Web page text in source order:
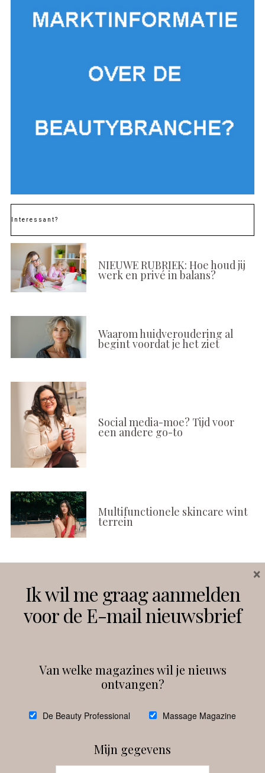
Interessant?
NIEUWE RUBRIEK: Hoe houd jij
werk en privé in balans?
Waarom huidveroudering al
begint voordat je het ziet
Social media-moe? Tijd voor
een andere go-to
Multifunctionele skincare wint
terrein
Instagram Facebook
debeautyprofessional
Ik wil me graag aanmelden
voor de E-mail nieuwsbrief
Van welke magazines wil je nieuws
ontvangen?
De Beauty Professional Massage Magazine
Mijn gegevens
×